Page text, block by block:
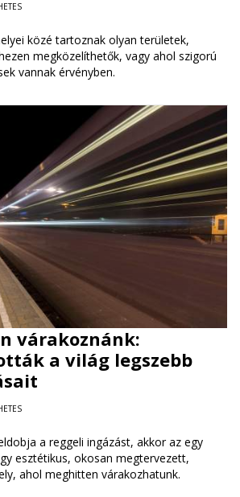
közé tartoznak olyan területek,
megközelíthetők, vagy ahol szigorú
vannak érvényben.
várakoznánk:
a világ legszebb
a reggeli ingázást, akkor az egy
esztétikus, okosan megtervezett,
ahol meghitten várakozhatunk.